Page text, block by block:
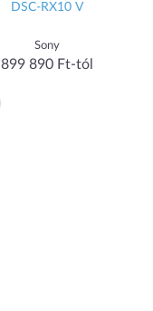
DSC-RX10 V
Sony
899 890 Ft-tól